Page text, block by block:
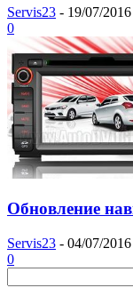
Servis23 - 19/07/2016
0
Обновление
Servis23 - 04/07/2016
0